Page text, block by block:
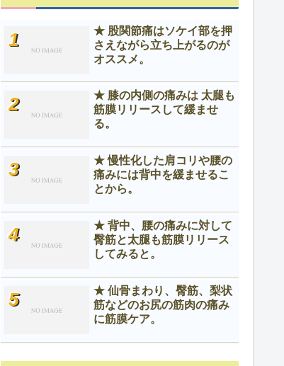
★ 股関節痛はソケイ部を押
さえながら立ち上がるのが
オススメ。
★ 膝の内側の痛みは 太腿も
筋膜リリースして緩ませ
る。
★ 慢性化した肩コリや腰の
痛みには背中を緩ませるこ
とから。
★ 背中、腰の痛みに対して
臀筋と太腿も筋膜リリース
してみると。
★ 仙骨まわり、臀筋、梨状
筋などのお尻の筋肉の痛み
に筋膜ケア。